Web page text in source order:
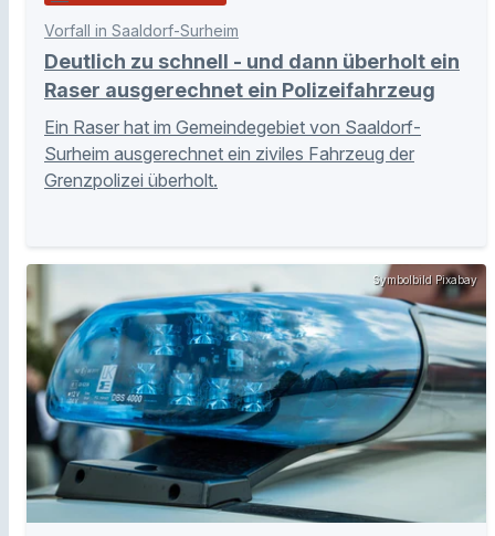
Vorfall in Saaldorf-Surheim
Deutlich zu schnell - und dann überholt ein
Raser ausgerechnet ein Polizeifahrzeug
Ein Raser hat im Gemeindegebiet von Saaldorf-
Surheim ausgerechnet ein ziviles Fahrzeug der
Grenzpolizei überholt.
Symbolbild Pixabay